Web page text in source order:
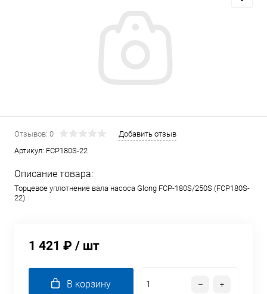
Отзывов: 0
Добавить отзыв
Артикул: FCP180S-22
Описание товара:
Торцевое уплотнение вала насоса Glong FCP-180S/250S (FCP180S-
22)
1 421 ₽ / шт
В корзину